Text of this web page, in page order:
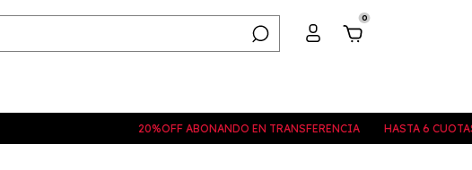
0
20%OFF ABONANDO EN TRANSFERENCIA HASTA 6 CUOTAS SIN